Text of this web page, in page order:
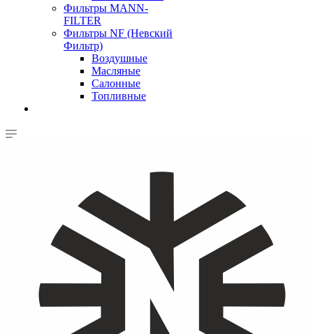
Фильтры MANN-
FILTER
Фильтры NF (Невский
Фильтр)
Воздушные
Масляные
Салонные
Топливные